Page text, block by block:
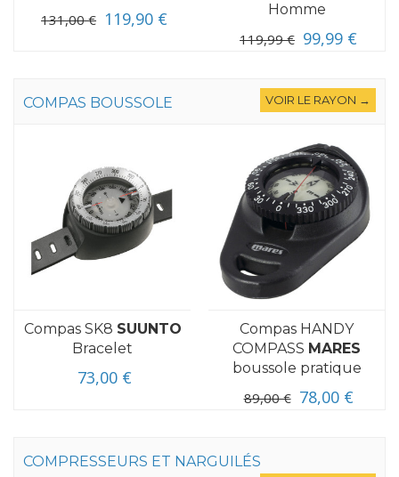
131,00 € 119,90 €
Homme
119,99 € 99,99 €
COMPAS BOUSSOLE VOIR LE RAYON →
Compas SK8 SUUNTO
Bracelet
73,00 €
Compas HANDY
COMPASS MARES
boussole pratique
89,00 € 78,00 €
COMPRESSEURS ET NARGUILÉS